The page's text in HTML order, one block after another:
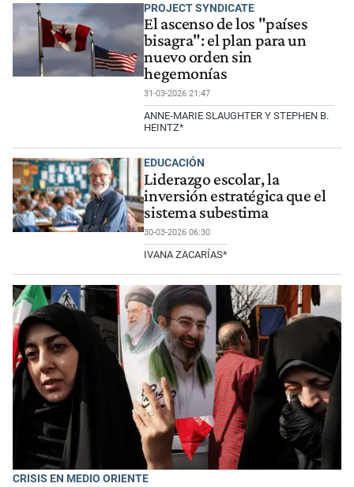
PROJECT SYNDICATE
El ascenso de los "países
bisagra": el plan para un
nuevo orden sin
hegemonías
31-03-2026 21:47
ANNE-MARIE SLAUGHTER Y STEPHEN B.
HEINTZ*
EDUCACIÓN
Liderazgo escolar, la
inversión estratégica que el
sistema subestima
30-03-2026 06:30
IVANA ZACARÍAS*
CRISIS EN MEDIO ORIENTE